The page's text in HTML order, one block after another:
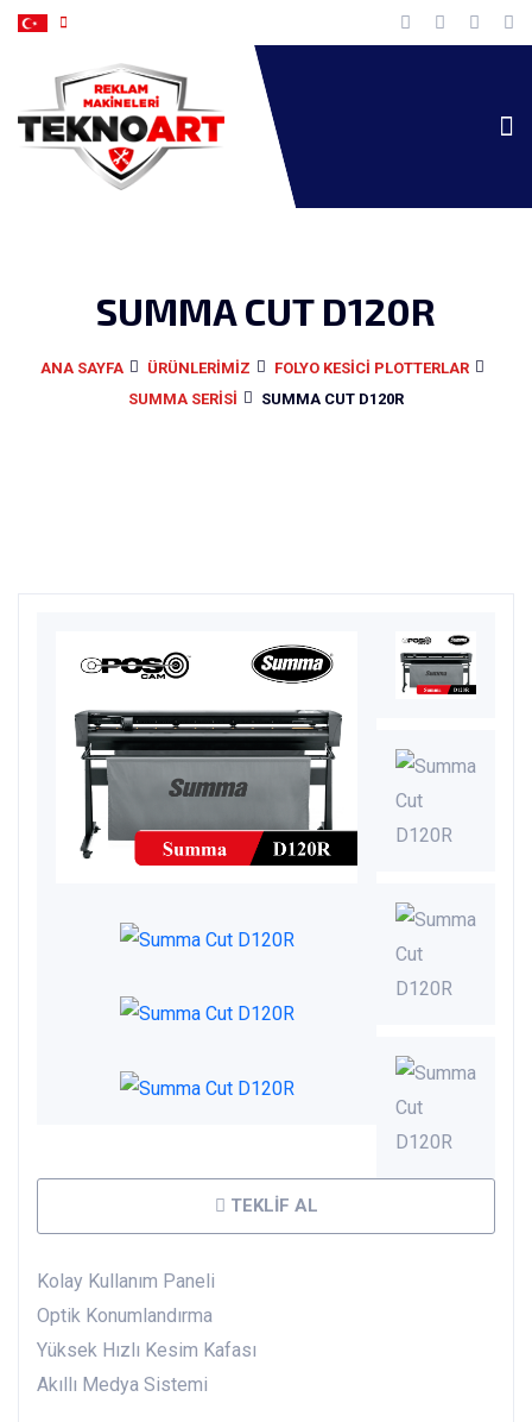
SUMMA CUT D120R
ANA SAYFA ÜRÜNLERIMIZ
FOLYO KESICI PLOTTERLAR
SUMMA SERISI
SUMMA CUT D120R
TEKLIF AL
Kolay Kullanım Paneli
Optik Konumlandırma
Yüksek Hızlı Kesim Kafası
Akıllı Medya Sistemi